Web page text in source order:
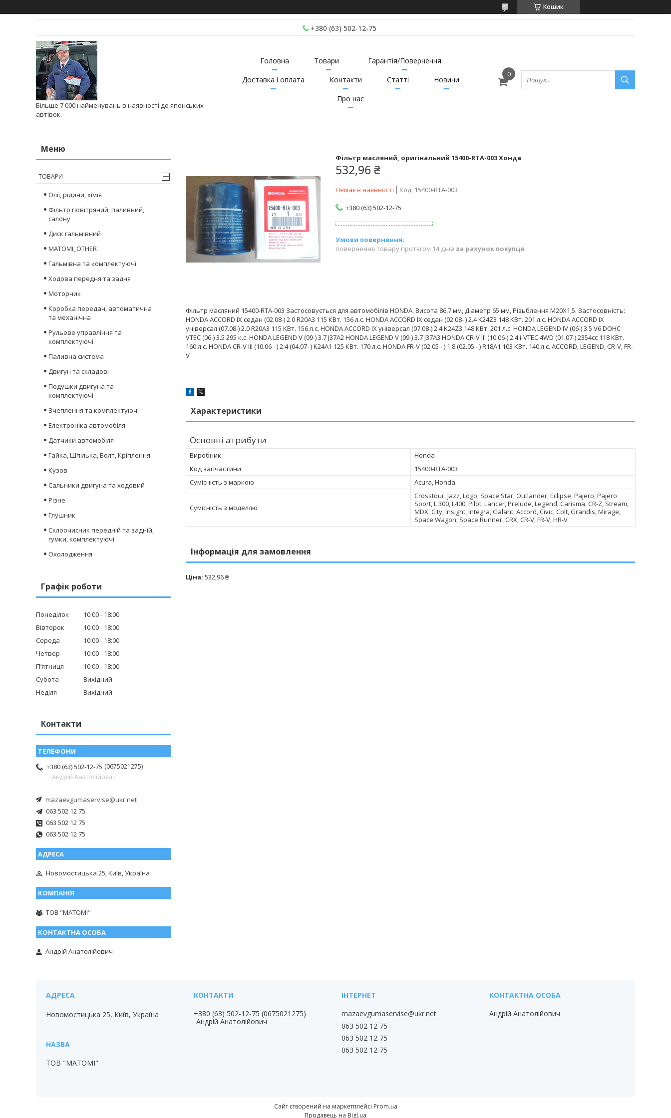
Кошик
+380 (63) 502-12-75
Більше 7 000 найменувань в наявності до японських
автівок.
Головна Товари
Гарантія/Повернення
Доставка і оплата
Контакти Статті
Новини
Про нас
Фільтр масляний, оригінальний 15400-RTA-003 Хонда
532,96 ₴
Немає в наявності Код: 15400-RTA-003
+380 (63) 502-12-75
повернення товару протягом 14 днів за рахунок покупця
Фільтр масляний 15400-RTA-003 Застосовується для автомобілів HONDA. Висота 86,7 мм, Діаметр 65 мм, Різьблення М20Х1,5. Застосовність:
HONDA ACCORD IX седан (02.08-) 2.0 R20A3 115 КВт. 156 л.с. HONDA ACCORD IX седан (02.08- ) 2.4 K24Z3 148 КВт. 201 л.с. HONDA ACCORD IX
універсал (07.08-) 2.0 R20A3 115 КВт. 156 л.с. HONDA ACCORD IX універсал (07.08-) 2.4 K24Z3 148 КВт. 201 л.с. HONDA LEGEND IV (06-) 3.5 V6 DOHC
VTEC (06-) 3.5 295 к.с. HONDA LEGEND V (09-) 3.7 J37A2 HONDA LEGEND V (09-) 3.7 J37A3 HONDA CR-V III (10.06-) 2.4 i-VTEC 4WD (01.07-) 2354cc 118 КВт.
160 л.с. HONDA CR-V III (10.06 - ) 2.4 (04.07- ) K24A1 125 КВт. 170 л.с. HONDA FR-V (02.05 - ) 1.8 (02.05 - ) R18A1 103 КВт. 140 л.с. ACCORD, LEGEND, CR-V, FR-
V
Характеристики
Основні атрибути
Виробник
Honda
Код запчастини
15400-RTA-003
Сумісність з маркою
Acura, Honda
Сумісність з моделлю
Crosstour, Jazz, Logo, Space Star, Outlander, Eclipse, Pajero, Pajero
Sport, L 300, L400, Pilot, Lancer, Prelude, Legend, Carisma, CR-Z, Stream,
MDX, City, Insight, Integra, Galant, Accord, Civic, Colt, Grandis, Mirage,
Space Wagon, Space Runner, CRX, CR-V, FR-V, HR-V
Інформація для замовлення
Ціна: 532,96 ₴
ТОВАРИ
Олії, рідини, хімія
Фільтр повітряний, паливний,
салону
Диск гальмівний
MATOMI_OTHER
Гальмівна та комплектуючі
Ходова передня та задня
Моторчик
Коробка передач, автоматична
та механічна
Рульове управління та
комплектуючі
Паливна система
Двигун та складові
Подушки двигуна та
комплектуючі
Зчеплення та комплектуючі
Електроніка автомобіля
Датчики автомобіля
Гайка, Шпілька, Болт, Кріплення
Кузов
Сальники двигуна та ходовий
Різне
Глушник
Склоочисник передній та задній,
гумки, комплектуючі
Охолодження
Графік роботи
Понеділок 10:00
18:00
Вівторок
10:00
18:00
Середа
10:00
18:00
Четвер
10:00
18:00
Пʼятниця
10:00
18:00
Субота
Вихідний
Неділя
Вихідний
Контакти
+380 (63) 502-12-75 0675021275
Андрій Анатолійович
mazaevgumaservise@ukr.net
063 502 12 75
063 502 12 75
063 502 12 75
Новомостицька 25, Київ, Україна
ТОВ "МАТОМІ"
Андрій Анатолійович
Новомостицька 25, Київ, Україна
ТОВ "МАТОМІ"
+380 (63) 502-12-75 0675021275
Андрій Анатолійович
mazaevgumaservise@ukr.net
063 502 12 75
063 502 12 75
063 502 12 75
Андрій Анатолійович
Сайт створений на маркетплейсі Prom.ua
Продавець на Bigl.ua